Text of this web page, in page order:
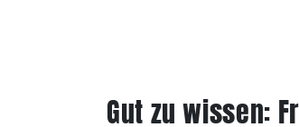
Gut zu wissen: